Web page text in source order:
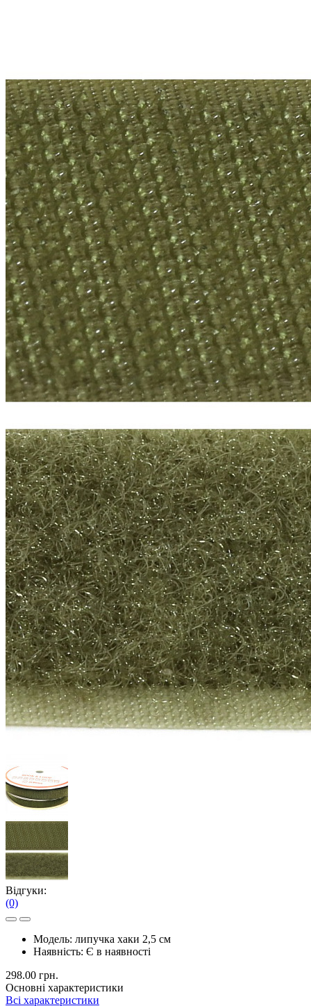
Відгуки:
(0)
Модель: липучка хаки 2,5 см
Наявність: Є в наявності
298.00 грн.
Основні характеристики
Всі характеристики